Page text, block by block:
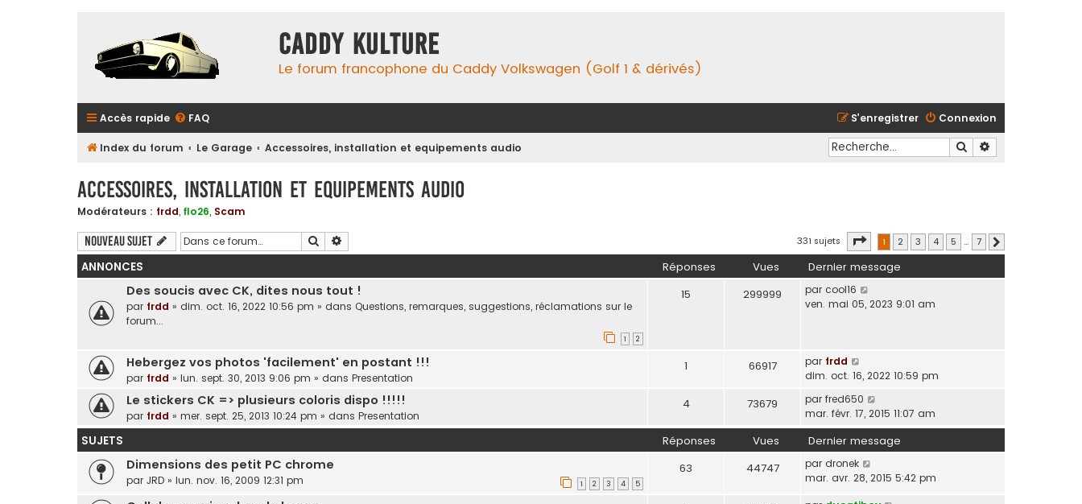
Caddy Kulture
Le forum francophone du Caddy Volkswagen (Golf 1 & dérivés)
Accès rapide FAQ Connexion
S’enregistrer
Index du forum Le Garage Accessoires, installation et equipements audio Rechercher
Accessoires, installation et equipements audio
Modérateurs : frdd, flo26, Scam
Nouveau sujet Rechercher 331 sujets Page sur 7
1 2 3 4 5 … 7
ANNONCES Réponses Vues Dernier message
Des soucis avec CK, dites nous tout !
par frdd » dim. oct. 16, 2022 10:56 pm » dans Questions, remarques, suggestions, réclamations sur le
forum...
1 2
15 299999 par cool16
ven. mai 05, 2023 9:01 am
Hebergez vos photos 'facilement' en postant !!!
par frdd » lun. sept. 30, 2013 9:06 pm » dans Presentation
1 66917 par frdd
dim. oct. 16, 2022 10:59 pm
Le stickers CK => plusieurs coloris dispo !!!!!
par frdd » mer. sept. 25, 2013 10:24 pm » dans Presentation
4 73679 par fred650
mar. févr. 17, 2015 11:07 am
SUJETS Réponses Vues Dernier message
Dimensions des petit PC chrome
par JRD » lun. nov. 16, 2009 12:31 pm 1 2 3 4 5
63 44747 par dronek
mar. avr. 28, 2015 5:42 pm